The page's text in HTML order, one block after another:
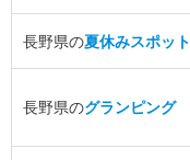
長野県の夏休みスポット
長野県のグランピング